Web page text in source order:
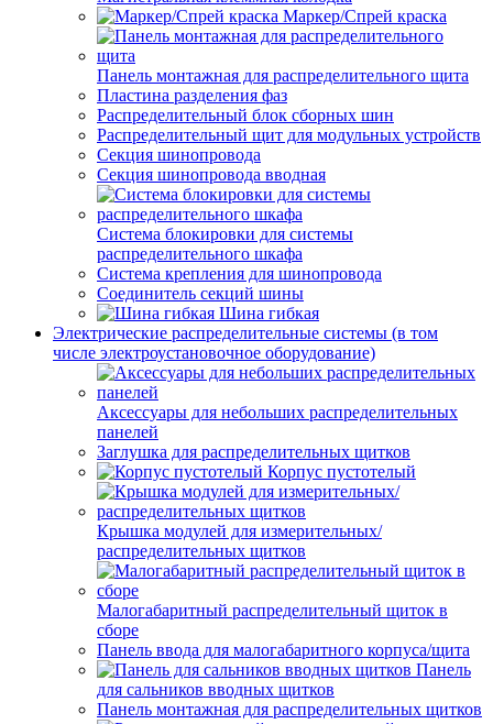
Маркер/Спрей краска
Панель монтажная для распределительного щита
Пластина разделения фаз
Распределительный блок сборных шин
Распределительный щит для модульных устройств
Секция шинопровода
Секция шинопровода вводная
Система блокировки для системы
распределительного шкафа
Система крепления для шинопровода
Соединитель секций шины
Шина гибкая
Электрические распределительные системы (в том
числе электроустановочное оборудование)
Аксессуары для небольших распределительных
панелей
Заглушка для распределительных щитков
Корпус пустотелый
Крышка модулей для измерительных/
распределительных щитков
Малогабаритный распределительный щиток в
сборе
Панель ввода для малогабаритного корпуса/щита
Панель
для сальников вводных щитков
Панель монтажная для распределительных щитков